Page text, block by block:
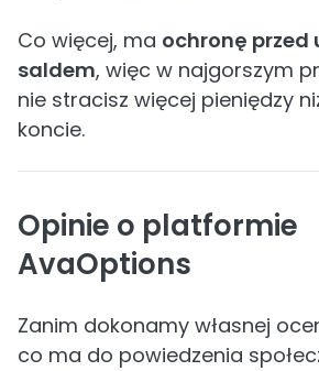
Co więcej, ma ochronę przed
saldem, więc w najgorszym
nie stracisz więcej pieniędzy
koncie.
Opinie o platformie
AvaOptions
Zanim dokonamy własnej
co ma do powiedzenia